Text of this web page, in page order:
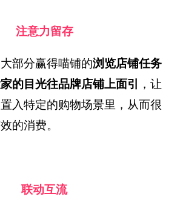
注意力留存
部分赢得喵铺的浏览店铺任务
的目光往品牌店铺上面引 ，让
入特定的购物场景里，从而很
的消费。
联动互流